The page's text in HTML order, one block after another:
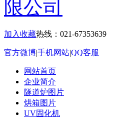
加入收藏热线：021-67353639
官方微博|手机网站|QQ客服
网站首页
企业简介
隧道炉图片
烘箱图片
UV固化机